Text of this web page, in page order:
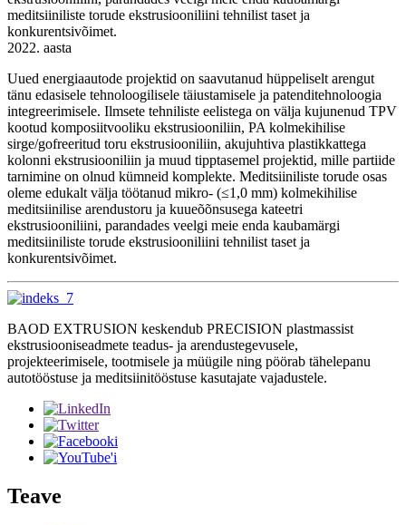
2022. aasta
Uued energiaautode projektid on saavutanud hüppeliselt arengut
tänu edasisele tehnoloogilisele täiustamisele ja patenditehnoloogia
integreerimisele. Ilmsete tehniliste eelistega on välja kujunenud TPV
kootud komposiitvooliku ekstrusiooniliin, PA kolmekihilise
sirge/gofreeritud toru ekstrusiooniliin, akujuhtiva plastikkattega
kolonni ekstrusiooniliin ja muud tipptasemel projektid, mille partiide
tarnimine on olnud kümneid komplekte. Meditsiiniliste torude osas
oleme edukalt välja töötanud mikro- (≤1,0 mm) kolmekihilise
meditsiinilise arendustoru ja kuueõõnsusega kateetri
ekstrusiooniliini, parandades veelgi meie enda kaubamärgi
meditsiiniliste torude ekstrusiooniliini tehnilist taset ja
konkurentsivõimet.
BAOD EXTRUSION keskendub PRECISION plastmassist
ekstrusiooniseadmete teadus- ja arendustegevusele,
projekteerimisele, tootmisele ja müügile ning pöörab tähelepanu
autotööstuse ja meditsiinitööstuse kasutajate vajadustele.
Teave